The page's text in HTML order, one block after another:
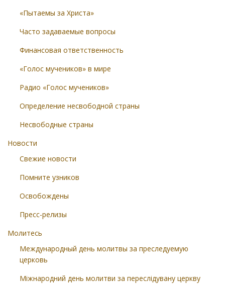
«Пытаемы за Христа»
Часто задаваемые вопросы
Финансовая ответственность
«Голос мучеников» в мире
Радио «Голос мучеников»
Определение несвободной страны
Несвободные страны
Новости
Свежие новости
Помните узников
Освобождены
Пресс-релизы
Молитесь
Международный день молитвы за преследуемую
церковь
Міжнародний день молитви за переслідувану церкву